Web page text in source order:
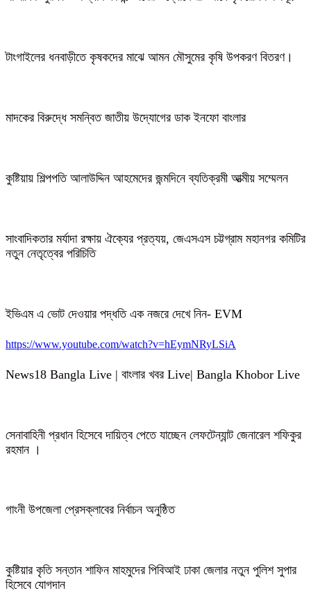
টাংগাইলের ধনবাড়ীতে কৃষকদের মাঝে আমন মৌসুমের কৃষি উপকরণ বিতরণ।
মাদকের বিরুদ্ধে সমন্বিত জাতীয় উদ্যোগের ডাক ইনফো বাংলার
কুষ্টিয়ায় শিল্পপতি আলাউদ্দিন আহমেদের জন্মদিনে ব্যতিক্রমী আত্মীয় সম্মেলন
সাংবাদিকতার মর্যাদা রক্ষায় ঐক্যের প্রত্যয়, জেএসএস চট্টগ্রাম মহানগর কমিটির
নতুন নেতৃত্বের পরিচিতি
ইভিএম এ ভোট দেওয়ার পদ্ধতি এক নজরে দেখে নিন- EVM
https://www.youtube.com/watch?v=hEymNRyLSiA
News18 Bangla Live | বাংলার খবর Live| Bangla Khobor Live
সেনাবাহিনী প্রধান হিসেবে দায়িত্ব পেতে যাচ্ছেন লেফটেন্যান্ট জেনারেল শফিকুর
রহমান ।
গাংনী উপজেলা প্রেসক্লাবের নির্বাচন অনুষ্ঠিত
কুষ্টিয়ার কৃতি সন্তান শাফিন মাহমুদের পিবিআই ঢাকা জেলার নতুন পুলিশ সুপার
হিসেবে যোগদান